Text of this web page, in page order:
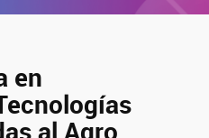
en
al Agro